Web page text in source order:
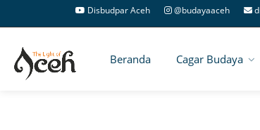
Disbudpar Aceh @budayaaceh
Beranda Cagar Budaya